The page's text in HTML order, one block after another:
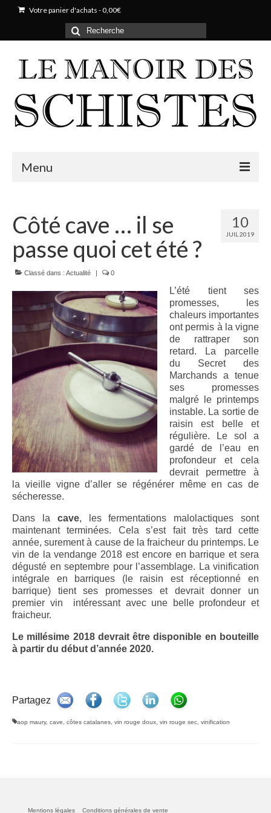
Votre panier d'achats -0,00€
Rechercher
:
Menu
Histoire
Parcelles & Cépages
Les Schistes
L’Altitude
Un vent du Nord
Nos vins
Vins secs
Le Secret des Marchands, Vin de France
rouge sec 2015
Le Secret des Marchands, Côtes Catalanes
rouge sec 2016
Le Secret des Marchands, Côtes Catalanes
rouge sec 2017
Le Secret des Marchands, AOP Maury rouge
doux 2010
Le Secret des Marchands, AOP Maury rouge
doux 2011
Le Secret des Marchands, AOP Maury rouge
doux 2013
Le Secret des Marchands, AOP Maury rouge
Wine Style
10
JUIL 2019
Côté cave … il se
passe quoi cet été ?
Classé dans : Actualité 0
L’été tient ses
promesses, les
chaleurs importantes
ont permis à la vigne
de rattraper son
retard. La parcelle
du Secret des
Marchands a tenue
ses promesses
malgré le printemps
instable. La sortie de
raisin est belle et
régulière. Le sol a
gardé de l’eau en
profondeur et cela
devrait permettre à
la vieille vigne d’aller se régénérer même en cas de
sécheresse.
Dans la cave, les fermentations malolactiques sont
maintenant terminées. Cela s’est fait très tard cette
année, surement à cause de la fraicheur du printemps. Le
vin de la vendange 2018 est encore en barrique et sera
dégusté en septembre pour l’assemblage. La vinification
intégrale en barriques (le raisin est réceptionné en
barrique) tient ses promesses et devrait donner un
premier vin intéressant avec une belle profondeur et
fraicheur.
Le millésime 2018 devrait être disponible en bouteille
à partir du début d’année 2020.
Partagez
aop maury, cave, côtes catalanes, vin rouge doux, vin rouge sec, vinification
Mentions légales Conditions générales de vente